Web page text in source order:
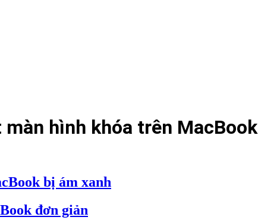
hình khóa trên MacBook
bị ám xanh
đơn giản